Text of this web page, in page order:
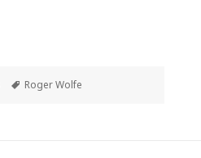
Etiquetas
Roger Wolfe